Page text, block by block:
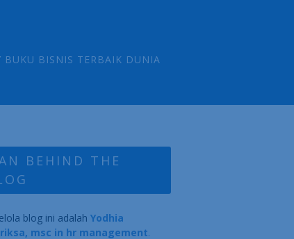
BISNIS TERBAIK DUNIA
BEHIND THE
blog ini adalah Yodhia
msc in hr management.